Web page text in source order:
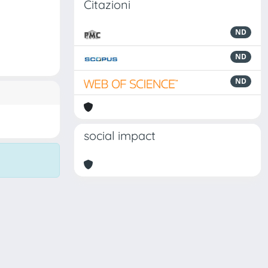
Citazioni
ND
ND
ND
social impact